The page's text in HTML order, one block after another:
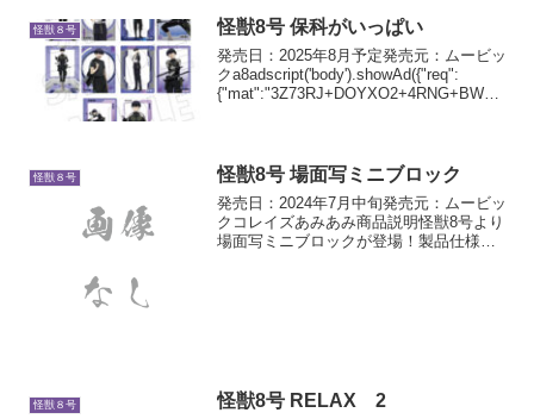
入。【ラインナップ】日比野カフカ亜白
ミナ市川レノ四...
怪獣８号 怪獣8号 保科がいっぱい
発売日：2025年8月予定発売元：ムービッ
クa8adscript('body').showAd({"req":
{"mat":"3Z73RJ+DOYXO2+4RNG+BWGD
怪獣８号 怪獣8号 場面写ミニブロック
発売日：2024年7月中旬発売元：ムービッ
クコレイズあみあみ商品説明怪獣8号より
場面写ミニブロックが登場！製品仕様
怪獣８号 怪獣8号 RELAX 2